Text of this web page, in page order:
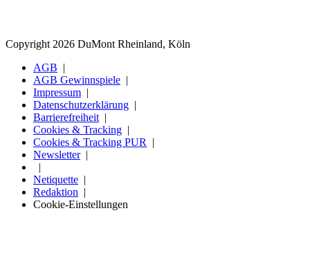
Copyright 2026 DuMont Rheinland, Köln
AGB
AGB Gewinnspiele
Impressum
Datenschutzerklärung
Barrierefreiheit
Cookies & Tracking
Cookies & Tracking PUR
Newsletter
Netiquette
Redaktion
Cookie-Einstellungen